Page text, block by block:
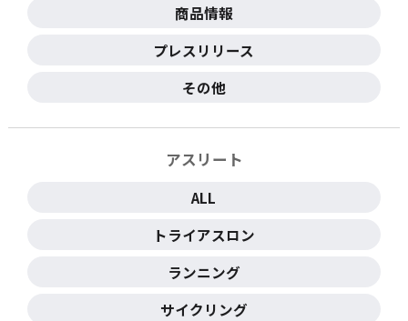
商品情報
プレスリリース
その他
アスリート
ALL
トライアスロン
ランニング
サイクリング